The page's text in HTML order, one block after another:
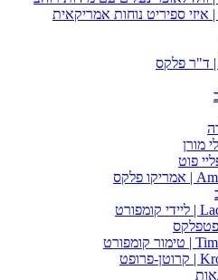
- Easy Spirit | איזי ספיריט נוחות אמריקאית